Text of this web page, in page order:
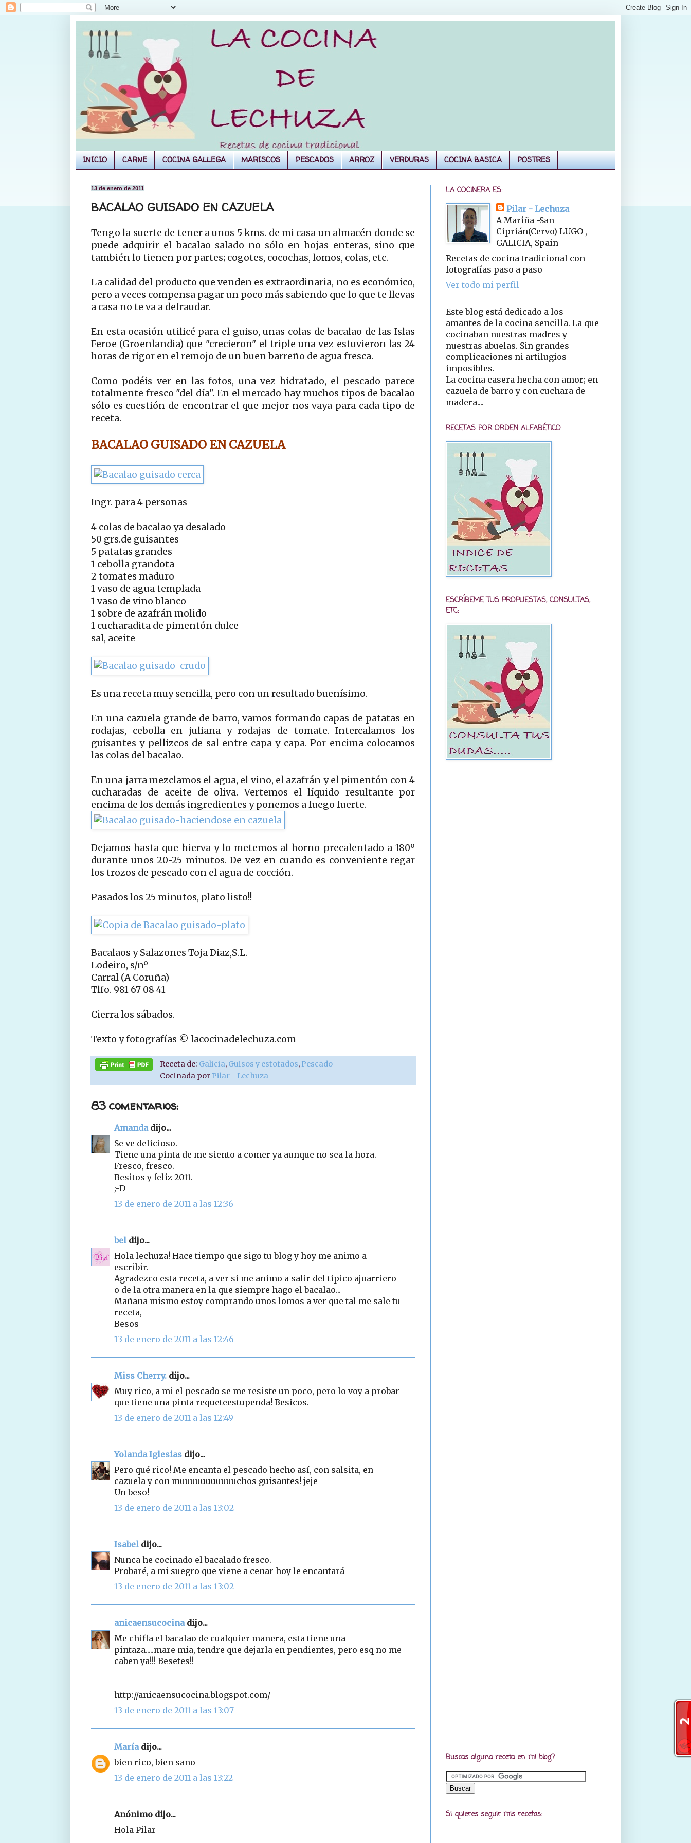
INICIO CARNE COCINA GALLEGA MARISCOS PESCADOS ARROZ VERDURAS COCINA BASICA POSTRES
13 de enero de 2011
BACALAO GUISADO EN CAZUELA
Tengo la suerte de tener a unos 5 kms. de mi casa un almacén donde se
puede adquirir el bacalao salado no sólo en hojas enteras, sino que
también lo tienen por partes; cogotes, cocochas, lomos, colas, etc.
La calidad del producto que venden es extraordinaria, no es económico,
pero a veces compensa pagar un poco más sabiendo que lo que te llevas
a casa no te va a defraudar.
En esta ocasión utilicé para el guiso, unas colas de bacalao de las Islas
Feroe (Groenlandia) que "crecieron" el triple una vez estuvieron las 24
horas de rigor en el remojo de un buen barreño de agua fresca.
Como podéis ver en las fotos, una vez hidratado, el pescado parece
totalmente fresco "del día". En el mercado hay muchos tipos de bacalao
sólo es cuestión de encontrar el que mejor nos vaya para cada tipo de
receta.
BACALAO GUISADO EN CAZUELA
Ingr. para 4 personas
4 colas de bacalao ya desalado
50 grs.de guisantes
5 patatas grandes
1 cebolla grandota
2 tomates maduro
1 vaso de agua templada
1 vaso de vino blanco
1 sobre de azafrán molido
1 cucharadita de pimentón dulce
sal, aceite
Es una receta muy sencilla, pero con un resultado buenísimo.
En una cazuela grande de barro, vamos formando capas de patatas en
rodajas, cebolla en juliana y rodajas de tomate. Intercalamos los
guisantes y pellizcos de sal entre capa y capa. Por encima colocamos
las colas del bacalao.
En una jarra mezclamos el agua, el vino, el azafrán y el pimentón con 4
cucharadas de aceite de oliva. Vertemos el líquido resultante por
encima de los demás ingredientes y ponemos a fuego fuerte.
Dejamos hasta que hierva y lo metemos al horno precalentado a 180º
durante unos 20-25 minutos. De vez en cuando es conveniente regar
los trozos de pescado con el agua de cocción.
Pasados los 25 minutos, plato listo!!
Bacalaos y Salazones Toja Diaz,S.L.
Lodeiro, s/nº
Carral (A Coruña)
Tlfo. 981 67 08 41
Cierra los sábados.
Texto y fotografías © lacocinadelechuza.com
Receta de: Galicia, Guisos y estofados, Pescado
Cocinada por Pilar - Lechuza
83 comentarios:
Amandadijo...
Se ve delicioso.
Tiene una pinta de me siento a comer ya aunque no sea la hora.
Fresco, fresco.
Besitos y feliz 2011.
;-D
13 de enero de 2011 a las 12:36
bel dijo...
Hola lechuza! Hace tiempo que sigo tu blog y hoy me animo a
escribir.
Agradezco esta receta, a ver si me animo a salir del tipico ajoarriero
o de la otra manera en la que siempre hago el bacalao...
Mañana mismo estoy comprando unos lomos a ver que tal me sale tu
receta,
Besos
13 de enero de 2011 a las 12:46
Miss Cherry. dijo...
Muy rico, a mi el pescado se me resiste un poco, pero lo voy a probar
que tiene una pinta requeteestupenda! Besicos.
13 de enero de 2011 a las 12:49
Yolanda Iglesias dijo...
Pero qué rico! Me encanta el pescado hecho así, con salsita, en
cazuela y con muuuuuuuuuuuchos guisantes! jeje
Un beso!
13 de enero de 2011 a las 13:02
Isabel dijo...
Nunca he cocinado el bacalado fresco.
Probaré, a mi suegro que viene a cenar hoy le encantará
13 de enero de 2011 a las 13:02
anicaensucocinadijo...
Me chifla el bacalao de cualquier manera, esta tiene una
pintaza.....mare mia, tendre que dejarla en pendientes, pero esq no me
caben ya!!! Besetes!!
http://anicaensucocina.blogspot.com/
13 de enero de 2011 a las 13:07
Maríadijo...
bien rico, bien sano
13 de enero de 2011 a las 13:22
Anónimo dijo...
Hola Pilar
LA COCINERA ES:
Pilar - Lechuza
A Mariña -San
Ciprián(Cervo) LUGO ,
GALICIA, Spain
Recetas de cocina tradicional con
fotografías paso a paso
Ver todo mi perfil
Este blog está dedicado a los
amantes de la cocina sencilla. La que
cocinaban nuestras madres y
nuestras abuelas. Sin grandes
complicaciones ni artilugios
imposibles.
La cocina casera hecha con amor; en
cazuela de barro y con cuchara de
madera....
RECETAS POR ORDEN ALFABÉTICO
ESCRÍBEME TUS PROPUESTAS, CONSULTAS,
ETC:
Buscas alguna receta en mi blog?
Si quieres seguir mis recetas: